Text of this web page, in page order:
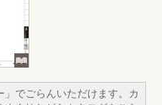
でごらんいただけます。カ